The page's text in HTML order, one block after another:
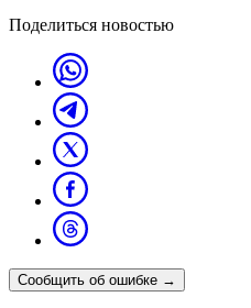
Поделиться новостью
Сообщить об ошибке →